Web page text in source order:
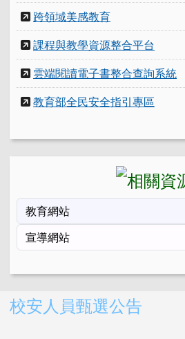
跨領域美感教育
課程與教學資源整合平台
雲端閱讀電子書整合查詢系統
教育部全民安全指引專區
右邊區域內容
校安人員甄選公告